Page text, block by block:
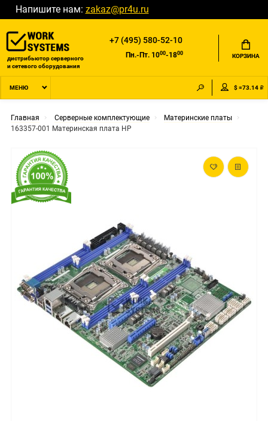
Напишите нам: zakaz@pr4u.ru
дистрибьютор серверного
и сетевого оборудования
+7 (495) 580-52-10
Пн.-Пт. 1000-1800 КОРЗИНА
МЕНЮ $ =73.14 ₽
Главная Серверные комплектующие
Материнские платы
163357-001 Материнская плата HP